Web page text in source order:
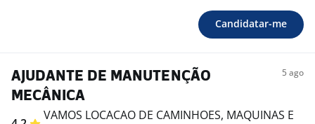
Candidatar-me
AJUDANTE DE MANUTENÇÃO
MECÂNICA
5 ago
VAMOS LOCACAO DE CAMINHOES, MAQUINAS E